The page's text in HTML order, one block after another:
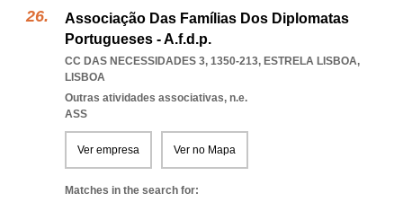
Associação Das Famílias Dos Diplomatas
Portugueses - A.f.d.p.
CC DAS NECESSIDADES 3, 1350-213, ESTRELA LISBOA,
LISBOA
Outras atividades associativas, n.e.
ASS
Ver empresa Ver no Mapa
Matches in the search for: